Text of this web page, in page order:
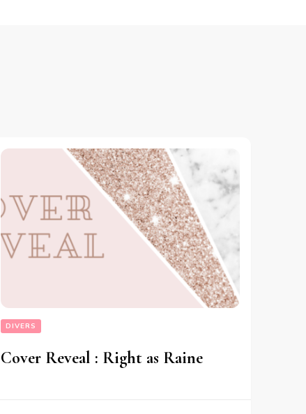
DIVERS
Cover Reveal : Right as Raine